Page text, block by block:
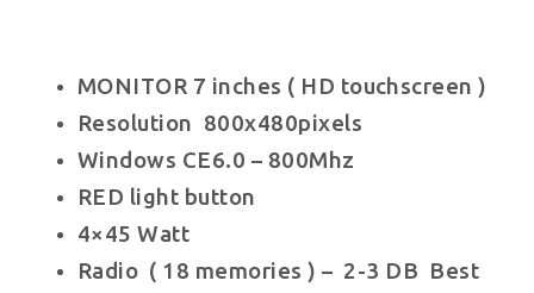
MONITOR 7 inches ( HD touchscreen )
Resolution 800x480pixels
Windows CE6.0 – 800Mhz
RED light button
4×45 Watt
Radio ( 18 memories ) – 2-3 DB Best